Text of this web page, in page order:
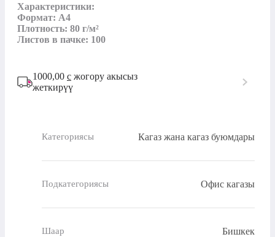
Характеристики:
Формат: A4
Плотность: 80 г/м²
Листов в пачке: 100
1000,00 с жогору акысыз
жеткирүү
Категориясы Кагаз жана кагаз буюмдары
Подкатегориясы Офис кагазы
Шаар Бишкек